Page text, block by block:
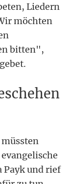
Liedern
möchten
bitten",
Payk und rief